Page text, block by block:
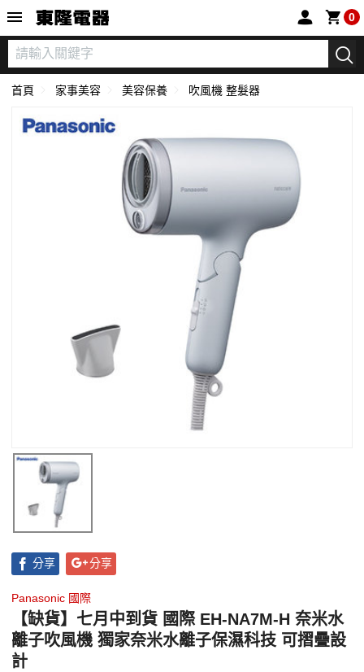
0
首頁 家事美容 美容保養 吹風機 整髮器
分享 分享
Panasonic 國際
【缺貨】七月中到貨 國際 EH-NA7M-H 奈米水
離子吹風機 獨家奈米水離子保濕科技 可摺疊設
計